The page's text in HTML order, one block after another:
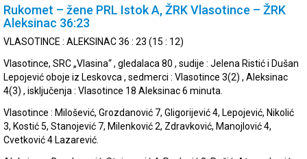
Rukomet – žene PRL Istok A, ŽRK Vlasotince – ŽRK
Aleksinac 36:23
VLASOTINCE : ALEKSINAC 36 : 23 (15 : 12)
Vlasotince, SRC „Vlasina“ , gledalaca 80 , sudije : Jelena Ristić i Dušan
Lepojević oboje iz Leskovca , sedmerci : Vlasotince 3(2) , Aleksinac
4(3) , isključenja : Vlasotince 18 Aleksinac 6 minuta.
Vlasotince : Milošević, Grozdanović 7, Gligorijević 4, Lepojević, Nikolić
3, Kostić 5, Stanojević 7, Milenković 2, Zdravković, Manojlović 4,
Cvetković 4 Lazarević.